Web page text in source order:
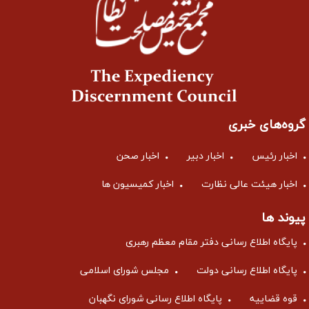
گروه‌های خبری
اخبار رئیس اخبار دبیر اخبار صحن
اخبار هیئت عالی نظارت اخبار کمیسیون ها
پیوند ها
پایگاه اطلاع رسانی دفتر مقام معظم رهبری
پایگاه اطلاع رسانی دولت مجلس شورای اسلامی
قوه قضاییه پایگاه اطلاع رسانی شورای نگهبان